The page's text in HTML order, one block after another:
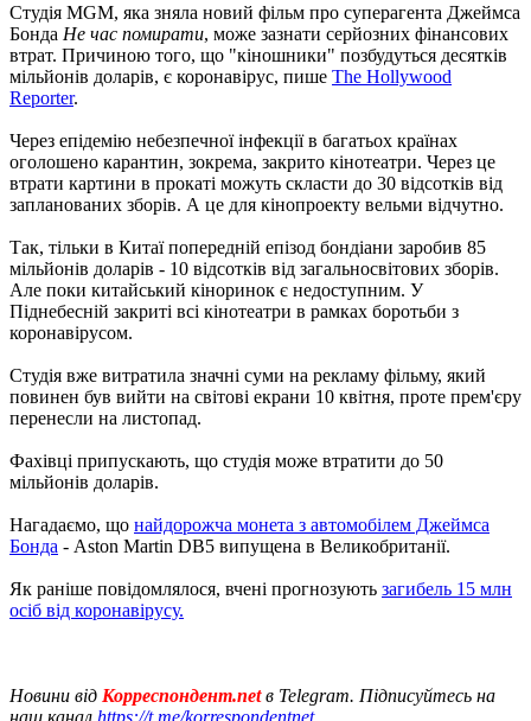
Студія MGM, яка зняла новий фільм про суперагента Джеймса
Бонда Не час помирати, може зазнати серйозних фінансових
втрат. Причиною того, що "кіношники" позбудуться десятків
мільйонів доларів, є коронавірус, пише The Hollywood
Reporter.
Через епідемію небезпечної інфекції в багатьох країнах
оголошено карантин, зокрема, закрито кінотеатри. Через це
втрати картини в прокаті можуть скласти до 30 відсотків від
запланованих зборів. А це для кінопроекту вельми відчутно.
Так, тільки в Китаї попередній епізод бондіани заробив 85
мільйонів доларів - 10 відсотків від загальносвітових зборів.
Але поки китайський кіноринок є недоступним. У
Піднебесній закриті всі кінотеатри в рамках боротьби з
коронавірусом.
Студія вже витратила значні суми на рекламу фільму, який
повинен був вийти на світові екрани 10 квітня, проте прем'єру
перенесли на листопад.
Фахівці припускають, що студія може втратити до 50
мільйонів доларів.
Нагадаємо, що найдорожча монета з автомобілем Джеймса
Бонда - Aston Martin DB5 випущена в Великобританії.
Як раніше повідомлялося, вчені прогнозують загибель 15 млн
осіб від коронавірусу.
Новини від Корреспондент.netв Telegram. Підписуйтесь на
наш канал https://t.me/korrespondentnet